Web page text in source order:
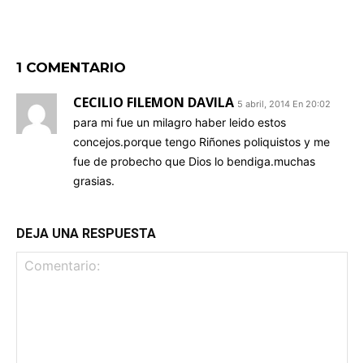
1 COMENTARIO
CECILIO FILEMON DAVILA 5 abril, 2014 En 20:02
para mi fue un milagro haber leido estos
concejos.porque tengo Riñones poliquistos y me
fue de probecho que Dios lo bendiga.muchas
grasias.
DEJA UNA RESPUESTA